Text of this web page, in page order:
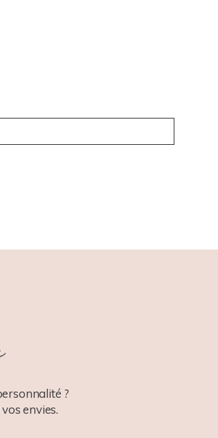
?
envies.